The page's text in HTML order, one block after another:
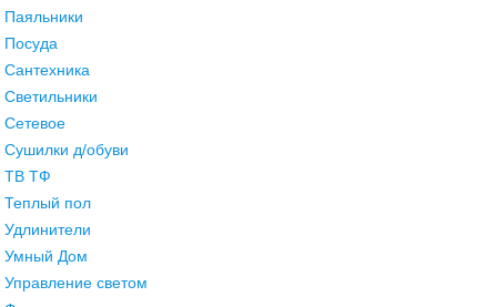
Паяльники
Посуда
Сантехника
Светильники
Сетевое
Сушилки д/обуви
ТВ ТФ
Теплый пол
Удлинители
Умный Дом
Управление светом